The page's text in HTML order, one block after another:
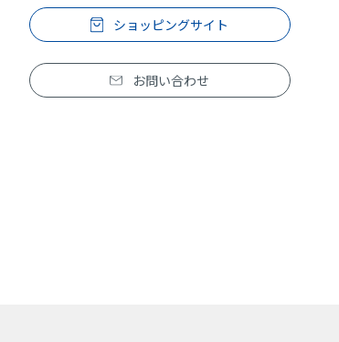
ショッピングサイト
お問い合わせ